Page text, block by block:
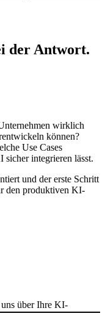
der Antwort.
wirklich
können?
Use Cases
integrieren lässt.
und der erste Schritt
den produktiven KI-
uns über Ihre KI-